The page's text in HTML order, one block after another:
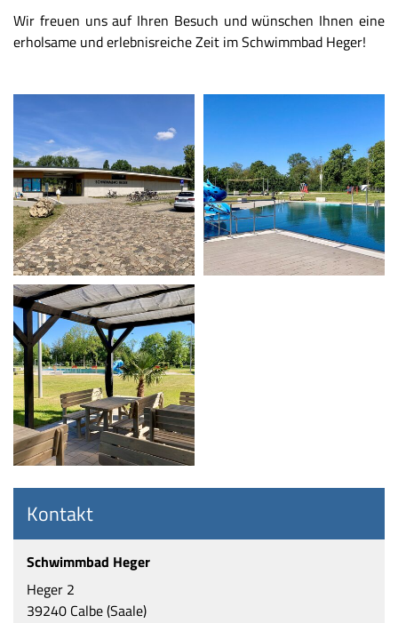
Wir freuen uns auf Ihren Besuch und wünschen Ihnen eine
erholsame und erlebnisreiche Zeit im Schwimmbad Heger!
Kontakt
Schwimmbad Heger
Heger 2
39240 Calbe (Saale)